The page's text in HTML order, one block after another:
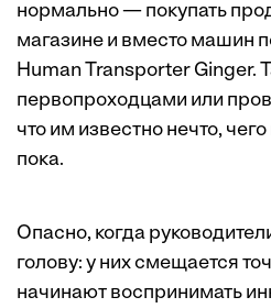
нормально — покупать
магазине и вместо машин
Human Transporter Ginger.
первопроходцами или
что им известно нечто,
пока.
Опасно, когда
голову: у них смещается
начинают воспринимать